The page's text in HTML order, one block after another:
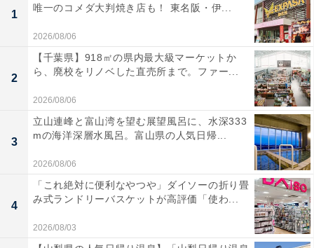
楽天トラベルの「クーポン祭」とは？
楽天トラベルでは、定期的に「クーポン祭」を開催。人
1
唯一のコメダ大判焼き店も！ 東名阪・伊...
2026/08/06
2
【千葉県】918㎡の県内最大級マーケットか
ら、廃校をリノベした直売所まで。ファー...
2026/08/06
3
立山連峰と富山湾を望む展望風呂に、水深333
mの海洋深層水風呂。富山県の人気日帰...
2026/08/06
4
「これ絶対に便利なやつや」ダイソーの折り畳
み式ランドリーバスケットが高評価「使わ...
2026/08/03